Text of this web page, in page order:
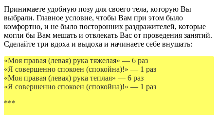
Принимаете удобную позу для своего тела, которую Вы
выбрали. Главное условие, чтобы Вам при этом было
комфортно, и не было посторонних раздражителей, которые
могли бы Вам мешать и отвлекать Вас от проведения занятий.
Сделайте три вдоха и выдоха и начинаете себе внушать:
«Моя правая (левая) рука тяжелая» — 6 раз
«Я совершенно спокоен (спокойна)!» — 1 раз
«Моя правая (левая) рука теплая» — 6 раз
«Я совершенно спокоен (спокойна)!» — 1 раз
***